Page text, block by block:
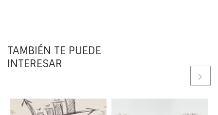
TAMBIÉN TE PUEDE
INTERESAR